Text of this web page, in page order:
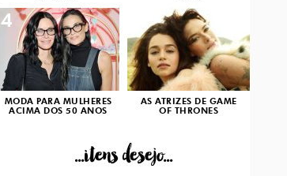
MODA PARA MULHERES
ACIMA DOS 50 ANOS
4
AS ATRIZES DE GAME
OF THRONES
...itens desejo...